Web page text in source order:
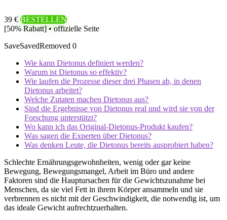
39 € BESTELLEN
[50% Rabatt] • offizielle Seite
SaveSavedRemoved 0
Wie kann Dietonus definiert werden?
Warum ist Dietonus so effektiv?
Wie laufen die Prozesse dieser drei Phasen ab, in denen
Dietonus arbeitet?
Welche Zutaten machen Dietonus aus?
Sind die Ergebnisse von Dietonus real und wird sie von der
Forschung unterstützt?
Wo kann ich das Original-Dietonus-Produkt kaufen?
Was sagen die Experten über Dietonus?
Was denken Leute, die Dietonus bereits ausprobiert haben?
Schlechte Ernährungsgewohnheiten, wenig oder gar keine
Bewegung, Bewegungsmangel, Arbeit im Büro und andere
Faktoren sind die Hauptursachen für die Gewichtszunahme bei
Menschen, da sie viel Fett in ihrem Körper ansammeln und sie
verbrennen es nicht mit der Geschwindigkeit, die notwendig ist, um
das ideale Gewicht aufrechtzuerhalten.